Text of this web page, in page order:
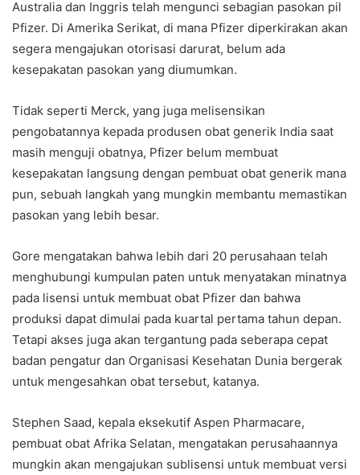
Australia dan Inggris telah mengunci sebagian pasokan pil
Pfizer. Di Amerika Serikat, di mana Pfizer diperkirakan akan
segera mengajukan otorisasi darurat, belum ada
kesepakatan pasokan yang diumumkan.
Tidak seperti Merck, yang juga melisensikan
pengobatannya kepada produsen obat generik India saat
masih menguji obatnya, Pfizer belum membuat
kesepakatan langsung dengan pembuat obat generik mana
pun, sebuah langkah yang mungkin membantu memastikan
pasokan yang lebih besar.
Gore mengatakan bahwa lebih dari 20 perusahaan telah
menghubungi kumpulan paten untuk menyatakan minatnya
pada lisensi untuk membuat obat Pfizer dan bahwa
produksi dapat dimulai pada kuartal pertama tahun depan.
Tetapi akses juga akan tergantung pada seberapa cepat
badan pengatur dan Organisasi Kesehatan Dunia bergerak
untuk mengesahkan obat tersebut, katanya.
Stephen Saad, kepala eksekutif Aspen Pharmacare,
pembuat obat Afrika Selatan, mengatakan perusahaannya
mungkin akan mengajukan sublisensi untuk membuat versi